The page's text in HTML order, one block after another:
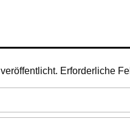
Erforderliche